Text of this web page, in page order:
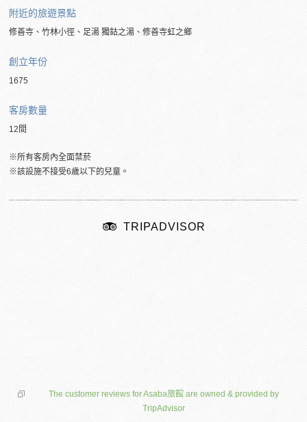
附近的旅遊景點
修善寺、竹林小徑、足湯 獨鈷之湯、修善寺虹之鄉
創立年份
1675
客房數量
12間
※所有客房內全面禁菸
※該設施不接受6歲以下的兒童。
TRIPADVISOR
The customer reviews for Asaba旅館 are owned & provided by
TripAdvisor